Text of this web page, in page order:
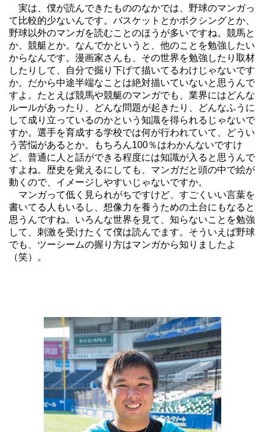
実は、僕が読んできたもののなかでは、野球のマンガっ
て比較的少ないんです。バスケットとかボクシングとか、
野球以外のマンガを読むことのほうが多いですね。競馬と
か、競艇とか。なんでかというと、他のことを勉強したい
からなんです。漫画家さんも、その世界を勉強したり取材
したりして、自分で掘り下げて描いてるわけじゃないです
か。だから中途半端なことは絶対描いていないと思うんで
すよ。たとえば競馬や競艇のマンガでも、業界にはどんな
ルールがあったり、どんな問題が起きたり、どんなふうに
して成り立っているのかという知識を得られるじゃないで
すか。選手を育成する学校では何が行われていて、どうい
う苦悩があるとか。もちろん100％はわかんないですけ
ど、普通に人と話ができる程度には知識が入ると思うんで
すよね。歴史を覚えるにしても、マンガだと頭の中で絵が
動くので、イメージしやすいじゃないですか。
マンガって低く見られがちですけど、すごくいい言葉を
書いてる人もいるし、想像力を養うための土台にもなると
思うんですね。いろんな世界を見て、知らないことを勉強
して、刺激を受けたくて僕は読んでます。そういえば野球
でも、ツーシームの握り方はマンガから知りましたよ
（笑）。